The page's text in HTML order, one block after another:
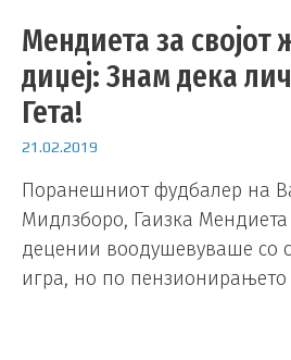
Мендиета за својот
диџеј: Знам дека
Гета!
21.02.2019
Поранешниот фудбалер на
Мидлзборо, Гаизка
децении воодушевуваше со
игра, но по